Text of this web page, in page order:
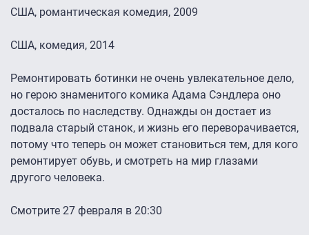
США, романтическая комедия, 2009
США, комедия, 2014
Ремонтировать ботинки не очень увлекательное дело,
но герою знаменитого комика Адама Сэндлера оно
досталось по наследству. Однажды он достает из
подвала старый станок, и жизнь его переворачивается,
потому что теперь он может становиться тем, для кого
ремонтирует обувь, и смотреть на мир глазами
другого человека.
Смотрите 27 февраля в 20:30